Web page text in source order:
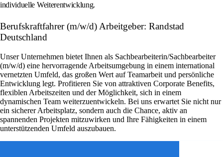
individuelle Weiterentwicklung.
Berufskraftfahrer (m/w/d) Arbeitgeber: Randstad
Deutschland
Unser Unternehmen bietet Ihnen als Sachbearbeiterin/Sachbearbeiter
(m/w/d) eine hervorragende Arbeitsumgebung in einem international
vernetzten Umfeld, das großen Wert auf Teamarbeit und persönliche
Entwicklung legt. Profitieren Sie von attraktiven Corporate Benefits,
flexiblen Arbeitszeiten und der Möglichkeit, sich in einem
dynamischen Team weiterzuentwickeln. Bei uns erwartet Sie nicht nur
ein sicherer Arbeitsplatz, sondern auch die Chance, aktiv an
spannenden Projekten mitzuwirken und Ihre Fähigkeiten in einem
unterstützenden Umfeld auszubauen.